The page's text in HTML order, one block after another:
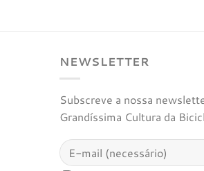
NEWSLETTER
Subscreve a nossa
Grandíssima Cultura da